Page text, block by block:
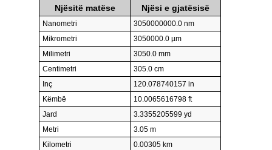
Njësitë matëse Njësi e gjatësisë
Nanometri
3050000000.0 nm
Mikrometri
3050000.0 µm
Milimetri
3050.0 mm
Centimetri
305.0 cm
Inç
120.078740157 in
Këmbë
10.0065616798 ft
Jard
3.3355205599 yd
Metri
3.05 m
Kilometri
0.00305 km